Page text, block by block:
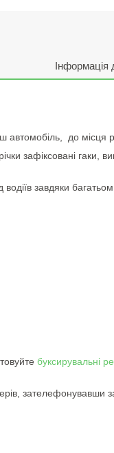
Інформація
автомобіль, до місця
зафіксовані гаки,
завдяки багатьом
буксирувальні
зателефонувавши